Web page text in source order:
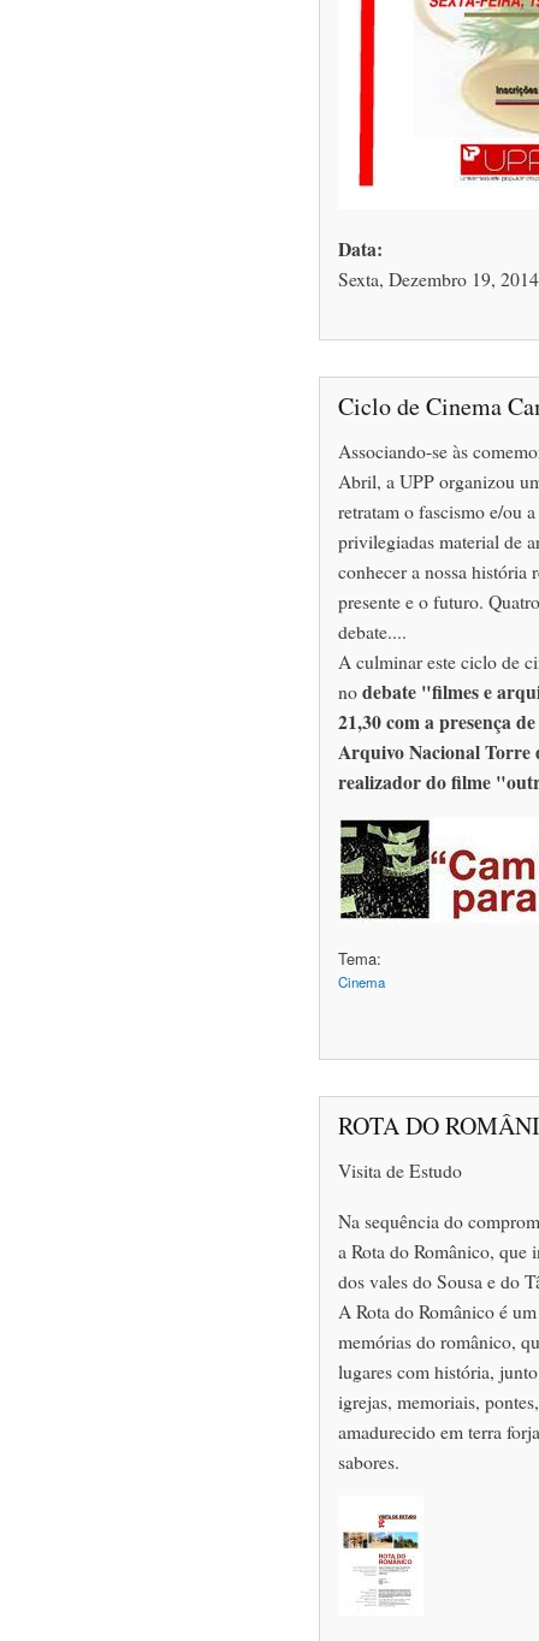
Data:
Sexta, Dezembro 19,
Ciclo de Cinema
Associando-se às
Abril, a UPP organizou
retratam o fascismo e/ou
privilegiadas material de
conhecer a nossa história
presente e o futuro.
debate....
A culminar este ciclo de
nodebate "filmes e
21,30 com a presença
Arquivo Nacional Torre
realizador do filme
Tema:
Cinema
ROTA DO
Visita de Estudo
Na sequência do
a Rota do Românico, que
dos vales do Sousa e do
A Rota do Românico é
memórias do românico,
lugares com história,
igrejas, memoriais,
amadurecido em terra
sabores.